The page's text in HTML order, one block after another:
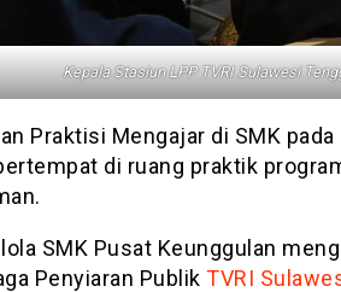
Kepala Stasiun LPP TVRI Sulawesi
Praktisi Mengajar di SMK
di ruang praktik
SMK Pusat Keunggulan
Penyiaran Publik TVRI